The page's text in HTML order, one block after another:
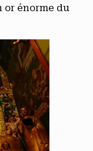
or énorme du